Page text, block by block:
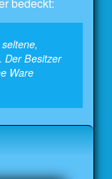
Der Besitzer
Ware